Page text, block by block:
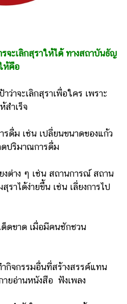
จะเลิกสุราให้ได้ ทางสถาบันธัญ
ห้คือ
จะเลิกสุราเพื่อใคร เพราะ
สำเร็จ
เช่น เปลี่ยนขนาดของแก้ว
ดปริมาณการดื่ม
าง ๆ เช่น สถานการณ์ สถาน
าได้ง่ายขึ้น เช่น เลี่ยงการไป
าด เมื่อมีคนชักชวน
จกรรมอื่นที่สร้างสรรค์แทน
ายอ่านหนังสือ ฟังเพลง